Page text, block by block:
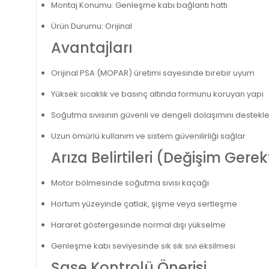
Montaj Konumu: Genleşme kabı bağlantı hattı
Ürün Durumu: Orijinal
Avantajları
Orijinal PSA (MOPAR) üretimi sayesinde birebir uyum
Yüksek sıcaklık ve basınç altında formunu koruyan yapı
Soğutma sıvısının güvenli ve dengeli dolaşımını
Uzun ömürlü kullanım ve sistem güvenilirliği sağlar
Arıza Belirtileri (Değişim
Motor bölmesinde soğutma sıvısı kaçağı
Hortum yüzeyinde çatlak, şişme veya sertleşme
Hararet göstergesinde normal dışı yükselme
Genleşme kabı seviyesinde sık sık sıvı eksilmesi